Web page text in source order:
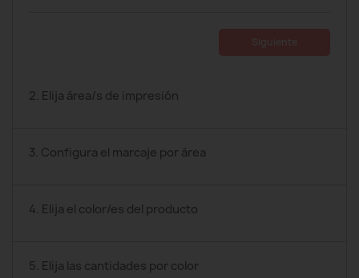
2. Elija área/s de impresión
3. Configura el marcaje por área
4. Elija el color/es del producto
5. Elija las cantidades por color